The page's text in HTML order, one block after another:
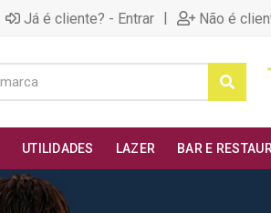
Já é cliente? - Entrar | Não é
UTILIDADES LAZER BAR E